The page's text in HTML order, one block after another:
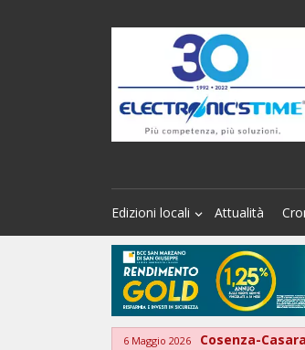
Edizioni locali Attualità
6 Maggio 2026 Cosenza-